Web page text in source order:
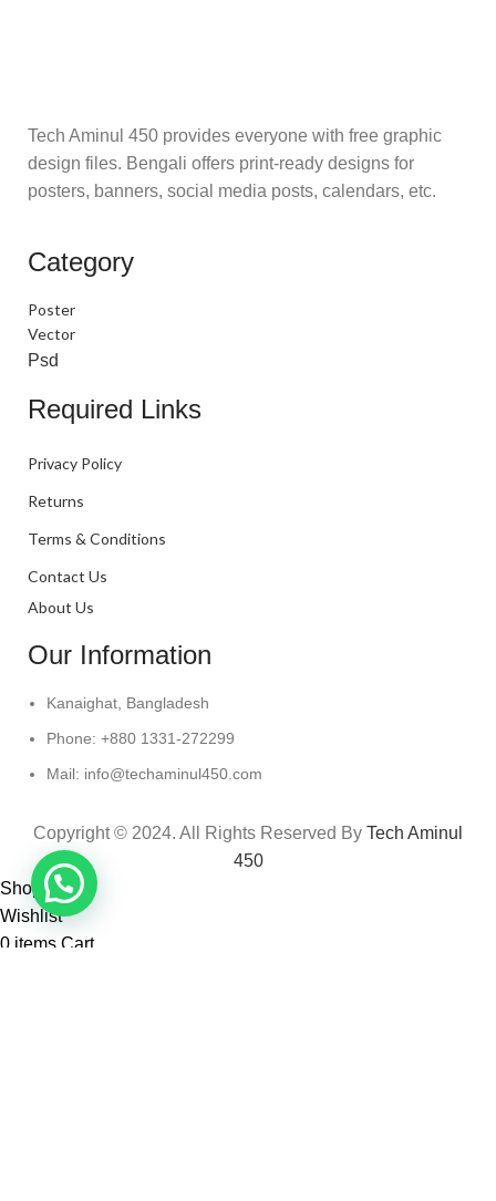
Tech Aminul 450 provides everyone with free graphic
design files. Bengali offers print-ready designs for
posters, banners, social media posts, calendars, etc.
Category
Poster
Vector
Psd
Required Links
Privacy Policy
Returns
Terms & Conditions
Contact Us
About Us
Our Information
Kanaighat, Bangladesh
Phone: +880 1331-272299
Mail: info@techaminul450.com
Copyright © 2024. All Rights Reserved By Tech Aminul
450
Shop
Wishlist
0 items Cart